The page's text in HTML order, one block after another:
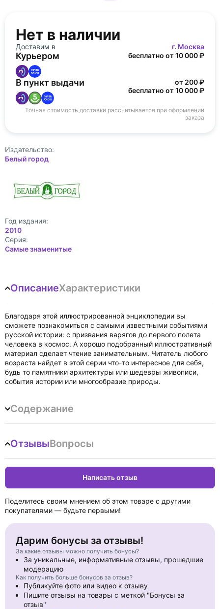
Нет в наличии
Доставим в г. Москва
Курьером бесплатно от 10 000 ₽
В пункт выдачи
от 200 ₽
бесплатно от 10 000 ₽
Точная стоимость доставки рассчитывается при оформлении
заказа
Издательство:
Белый город
Год издания:
2010
Cерия:
Самые знаменитые
ОписаниеХарактеристики
Благодаря этой иллюстрированной энциклопедии вы
сможете познакомиться с самыми известными событиями
русской истории: с призвания варягов до первого полета
человека в космос. А хорошо подобранный иллюстративный
материал сделает чтение занимательным. Читатель любого
возраста найдет в этой серии что-то интересное для себя,
будь то памятники архитектуры или шедевры живописи,
события истории или многообразие природы.
Содержание
ОтзывыВопросы
Написать отзыв
Поделитесь своим мнением об этом товаре с другими
покупателями — будьте первыми!
Дарим бонусы за отзывы!
За какие отзывы можно получить бонусы?
За уникальные, информативные отзывы, прошедшие
модерацию
Как получить больше бонусов за отзыв?
Публикуйте фото или видео к отзыву
Пишите отзывы на товары с меткой "Бонусы за
отзыв"